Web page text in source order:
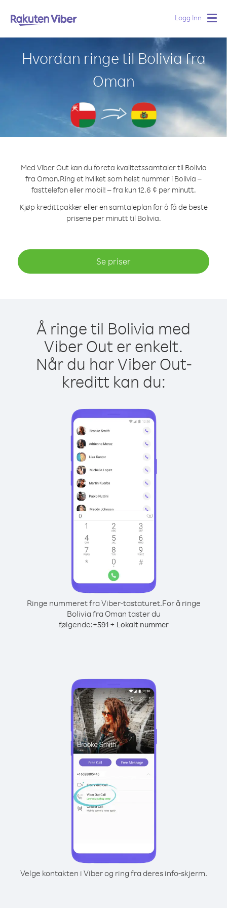
Logg Inn
Hvordan ringe til Bolivia fra
Oman
Med Viber Out kan du foreta kvalitetssamtaler til Bolivia
fra Oman.Ring et hvilket som helst nummer i Bolivia –
fasttelefon eller mobil! – fra kun 12.6 ¢ per minutt.
Kjøp kredittpakker eller en samtaleplan for å få de beste
prisene per minutt til Bolivia.
Se priser
Å ringe til Bolivia med
Viber Out er enkelt.
Når du har Viber Out-
kreditt kan du:
Ringe nummeret fra Viber-tastaturet.For å ringe
Bolivia fra Oman taster du
følgende:+591+ Lokalt nummer
Velge kontakten i Viber og ring fra deres info-skjerm.